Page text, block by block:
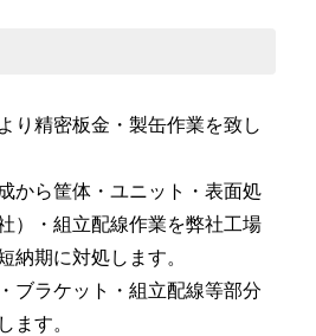
り精密板金・製缶作業を致し
から筐体・ユニット・表面処
）・組立配線作業を弊社工場
納期に対処します。
ブラケット・組立配線等部分
ます。